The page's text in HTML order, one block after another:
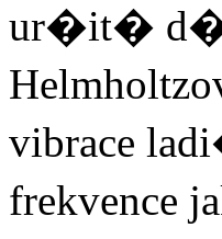
ur�it�
vibrace
frekvence